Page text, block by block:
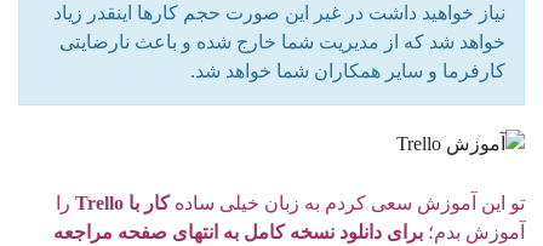
نیاز خواهید داشت در غیر این صورت حجم کارها اینقدر زیاد
خواهد شد که از مدیریت شما خارج شده و باعث نارضایتی
کارفرما و سایر همکاران شما خواهد شد.
تو این آموزش سعی کردم به زبان خیلی سادهکار با Trello
را
آموزش بدم؛ برای دانلود نسخه کامل به انتهای صفحه مراجعه